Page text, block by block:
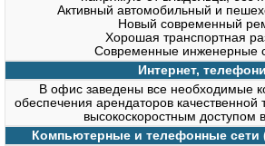
Активный автомобильный и
Новый современный
Хорошая транспортная
Современные инженерные
Интернет,
В офис заведены все необходимые
обеспечения арендаторов
высокоскоростным доступом
Компьютерные и телефонные сети